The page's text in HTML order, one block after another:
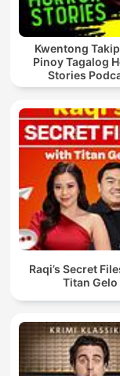
Kwentong
Pinoy Tagalog
Stories
Raqi’s Secret
Titan Gelo